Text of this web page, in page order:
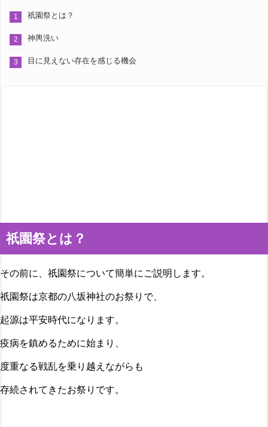
祇園祭とは？
神輿洗い
目に見えない存在を感じる機会
祇園祭とは？
その前に、祇園祭について簡単にご説明します。
祇園祭は京都の八坂神社のお祭りで、
起源は平安時代になります。
疫病を鎮めるために始まり、
度重なる戦乱を乗り越えながらも
存続されてきたお祭りです。